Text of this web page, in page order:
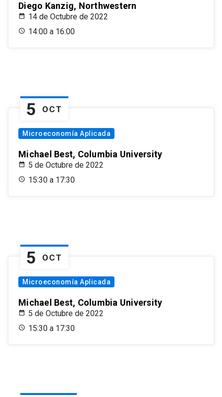
Diego Kanzig, Northwestern
14 de Octubre de 2022
14:00 a 16:00
5 OCT
Microeconomía Aplicada
Michael Best, Columbia University
5 de Octubre de 2022
15:30 a 17:30
5 OCT
Microeconomía Aplicada
Michael Best, Columbia University
5 de Octubre de 2022
15:30 a 17:30